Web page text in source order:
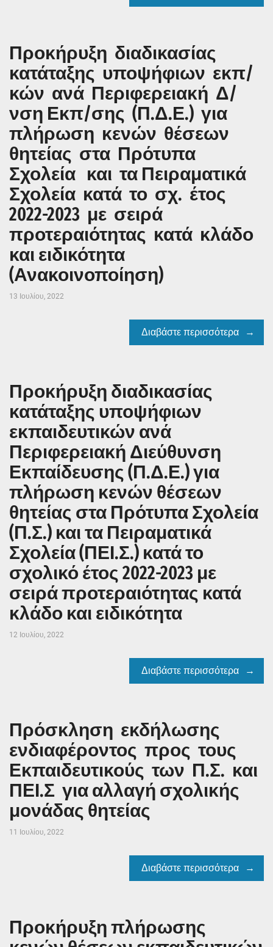
Προκήρυξη διαδικασίας
κατάταξης υποψήφιων εκπ/
κών ανά Περιφερειακή Δ/
νση Εκπ/σης (Π.Δ.Ε.) για
πλήρωση κενών θέσεων
θητείας στα Πρότυπα
Σχολεία και τα Πειραματικά
Σχολεία κατά το σχ. έτος
2022-2023 με σειρά
προτεραιότητας κατά κλάδο
και ειδικότητα
(Ανακοινοποίηση)
13 Ιουλίου, 2022
Διαβάστε περισσότερα
Προκήρυξη διαδικασίας
κατάταξης υποψήφιων
εκπαιδευτικών ανά
Περιφερειακή Διεύθυνση
Εκπαίδευσης (Π.Δ.Ε.) για
πλήρωση κενών θέσεων
θητείας στα Πρότυπα Σχολεία
(Π.Σ.) και τα Πειραματικά
Σχολεία (ΠΕΙ.Σ.) κατά το
σχολικό έτος 2022-2023 με
σειρά προτεραιότητας κατά
κλάδο και ειδικότητα
12 Ιουλίου, 2022
Διαβάστε περισσότερα
Πρόσκληση εκδήλωσης
ενδιαφέροντος προς τους
Εκπαιδευτικούς των Π.Σ. και
ΠΕΙ.Σ για αλλαγή σχολικής
μονάδας θητείας
11 Ιουλίου, 2022
Διαβάστε περισσότερα
Προκήρυξη πλήρωσης